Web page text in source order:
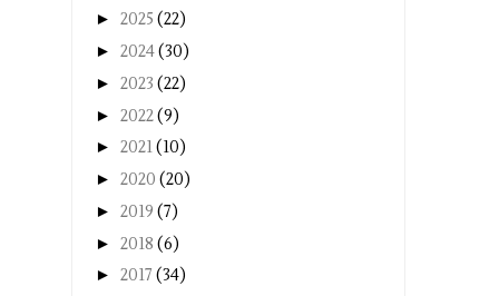
► 2025 (22)
► 2024(30)
► 2023 (22)
► 2022(9)
► 2021(10)
► 2020 (20)
► 2019 (7)
► 2018 (6)
► 2017 (34)